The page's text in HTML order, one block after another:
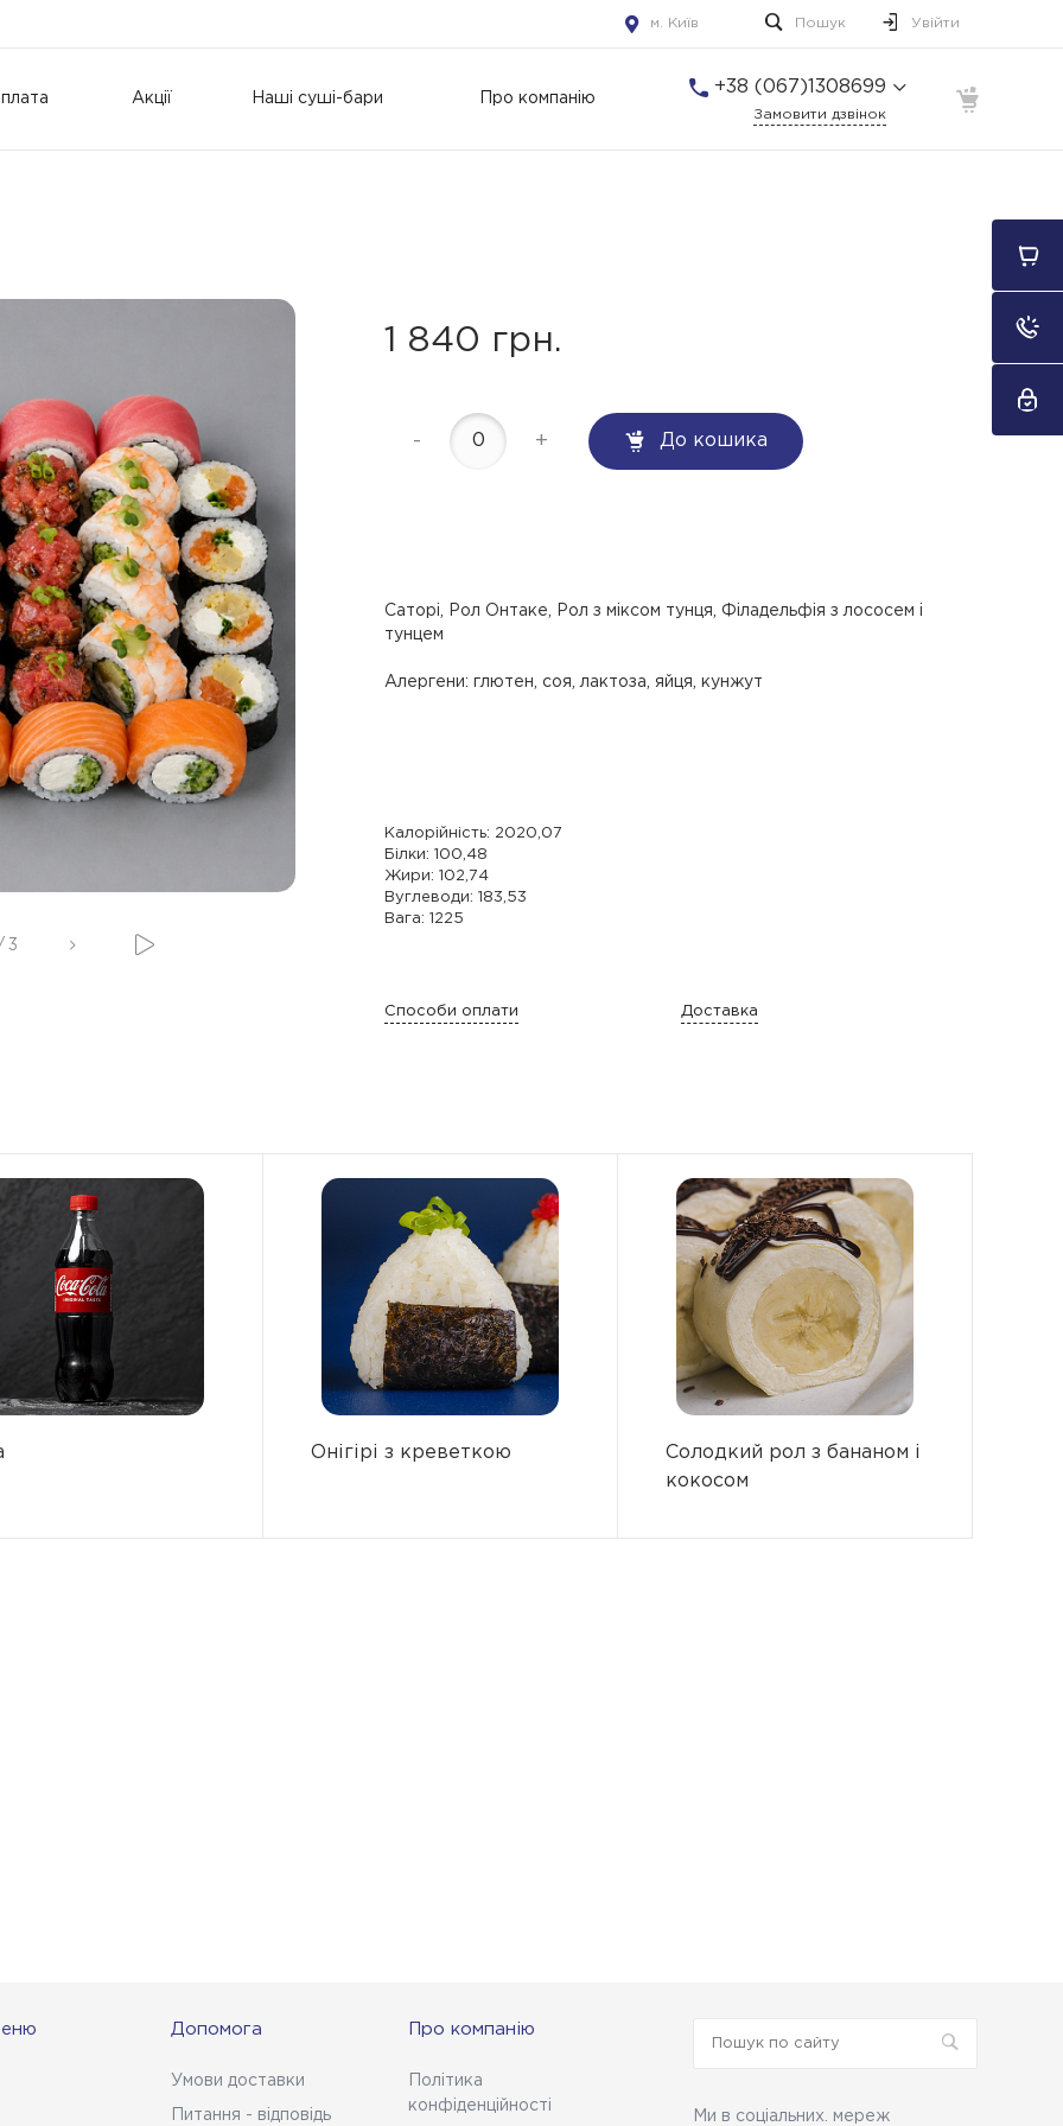
м. Київ Пошук Увійти
Акції Наші суші-бари Про компанію
+38 (067)1308699
Замовити дзвінок
3
1 840 грн.
- + До кошика
Саторі, Рол Онтаке, Рол з міксом тунця, Філадельфія з лососем і
тунцем
Алергени: глютен, соя, лактоза, яйця, кунжут
Калорійність: 2020,07
Білки: 100,48
Жири: 102,74
Вуглеводи: 183,53
Вага: 1225
Способи оплати Доставка
Онігірі з креветкою
Солодкий рол з бананом і
кокосом
Допомога
Умови доставки
Питання - відповідь
Про компанію
Політика
конфіденційності
Ми в соціальних. мереж